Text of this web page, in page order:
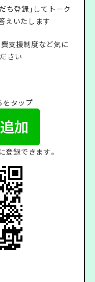
ち登録」してトーク
えいたします
支援制度など気に
さい
タップ
録できます。